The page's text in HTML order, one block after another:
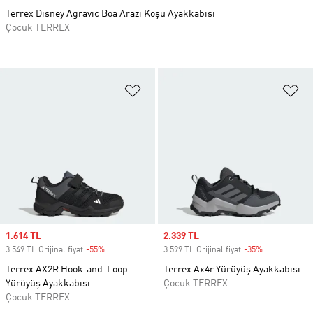
Sale price
1.614 TL
3.549 TL Orijinal fiyat -55%
Terrex AX2R Hook-and-Loop
Yürüyüş Ayakkabısı
Çocuk TERREX
Sale price
2.339 TL
3.599 TL Orijinal fiyat -35%
Terrex Ax4r Yürüyüş Ayakkabısı
Çocuk TERREX
Terrex Disney Agravic Boa Arazi Koşu Ayakkabısı
Çocuk TERREX